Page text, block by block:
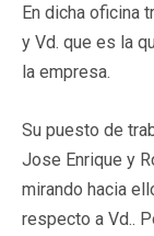
En dicha oficina
y Vd. que es la
la empresa.
Su puesto de
Jose Enrique y
mirando hacia
respecto a Vd..